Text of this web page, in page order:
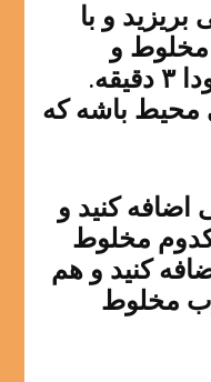
و با
مخلوط و
رنگش روشن بشه. حدودا ۳ دقیقه.
محیط باشه که
کنید و
مخلوط
کنید و هم
مخلوط